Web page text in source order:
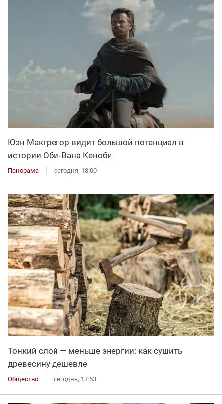
Юэн Макгрегор видит большой потенциал в
истории Оби‑Вана Кеноби
Панорама сегодня, 18:00
Тонкий слой — меньше энергии: как сушить
древесину дешевле
Общество сегодня, 17:53